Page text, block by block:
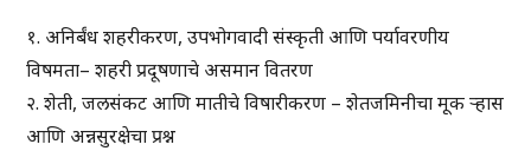
१. अनिर्बंध शहरीकरण, उपभोगवादी संस्कृती आणि पर्यावरणीय
विषमता– शहरी प्रदूषणाचे असमान वितरण
२. शेती, जलसंकट आणि मातीचे विषारीकरण – शेतजमिनीचा मूक ऱ्हास
आणि अन्नसुरक्षेचा प्रश्न